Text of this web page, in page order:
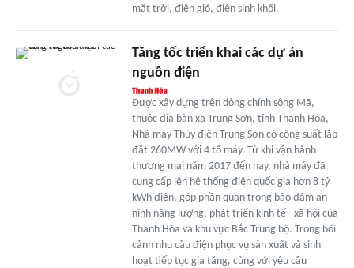
mặt trời, điện gió, điện sinh khối.
Tăng tốc triển khai các dự án
nguồn điện
Được xây dựng trên dòng chính sông Mã,
thuộc địa bàn xã Trung Sơn, tỉnh Thanh Hóa,
Nhà máy Thủy điện Trung Sơn có công suất lắp
đặt 260MW với 4 tổ máy. Từ khi vận hành
thương mại năm 2017 đến nay, nhà máy đã
cung cấp lên hệ thống điện quốc gia hơn 8 tỷ
kWh điện, góp phần quan trọng bảo đảm an
ninh năng lượng, phát triển kinh tế - xã hội của
Thanh Hóa và khu vực Bắc Trung bộ. Trong bối
cảnh nhu cầu điện phục vụ sản xuất và sinh
hoạt tiếp tục gia tăng, cùng với yêu cầu